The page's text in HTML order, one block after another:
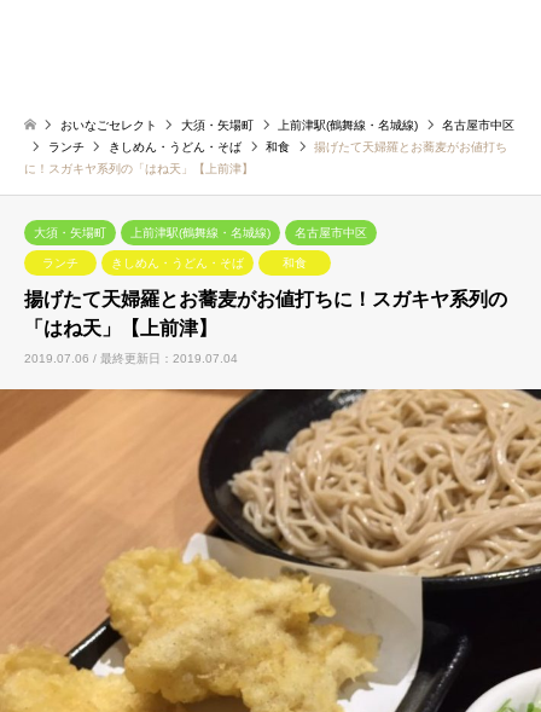
おいなごセレクト 大須・矢場町 上前津駅(鶴舞線・名城線)
名古屋市中区
ランチ
きしめん・うどん・そば 和食
揚げたて天婦羅とお蕎麦がお値打ち
に！スガキヤ系列の「はね天」【上前津】
大須・矢場町 上前津駅(鶴舞線・名城線) 名古屋市中区
ランチ きしめん・うどん・そば 和食
揚げたて天婦羅とお蕎麦がお値打ちに！スガキヤ系列の
「はね天」【上前津】
2019.07.06 / 最終更新日：2019.07.04